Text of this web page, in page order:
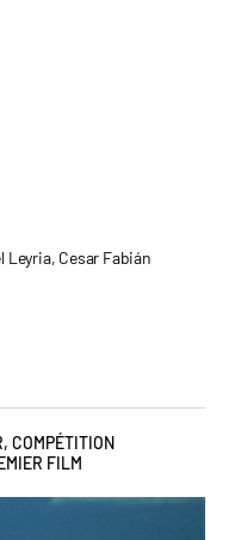
Cesar Fabián
, COMPÉTITION
FILM